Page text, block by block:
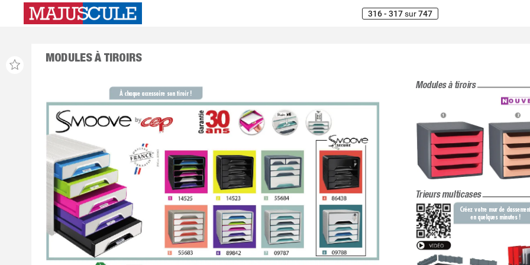
316 - 317sur747
MODULES À TIROIRS
À chaque accessoire son tiroir !
1 2
Créez votre mur de
en quelques minutes !
Trieurs multicases
Modules à tiroirs